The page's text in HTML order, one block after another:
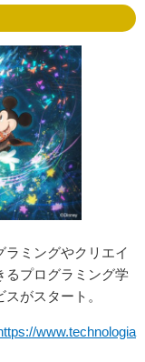
ミングやクリエイ
るプログラミング学
がスタート。
www.technologia